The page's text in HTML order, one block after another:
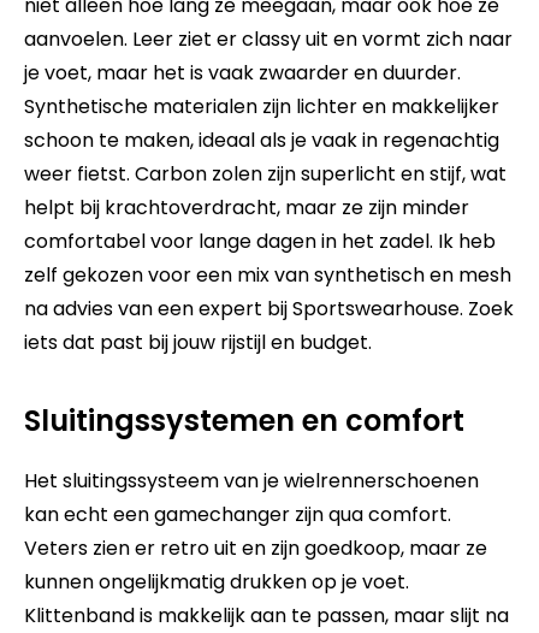
niet alleen hoe lang ze meegaan, maar ook hoe ze
aanvoelen. Leer ziet er classy uit en vormt zich naar
je voet, maar het is vaak zwaarder en duurder.
Synthetische materialen zijn lichter en makkelijker
schoon te maken, ideaal als je vaak in regenachtig
weer fietst. Carbon zolen zijn superlicht en stijf, wat
helpt bij krachtoverdracht, maar ze zijn minder
comfortabel voor lange dagen in het zadel. Ik heb
zelf gekozen voor een mix van synthetisch en mesh
na advies van een expert bijSportswearhouse. Zoek
iets dat past bij jouw rijstijl en budget.
Sluitingssystemen en comfort
Het sluitingssysteem van je wielrennerschoenen
kan echt een gamechanger zijn qua comfort.
Veters zien er retro uit en zijn goedkoop, maar ze
kunnen ongelijkmatig drukken op je voet.
Klittenband is makkelijk aan te passen, maar slijt na